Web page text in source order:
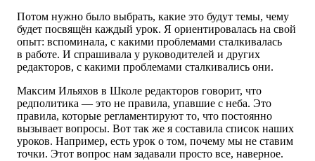
Потом нужно было выбрать, какие это будут темы, чему
будет посвящён каждый урок. Я ориентировалась на свой
опыт: вспоминала, с какими проблемами сталкивалась
в работе. И спрашивала у руководителей и других
редакторов, с какими проблемами сталкивались они.
Максим Ильяхов в Школе редакторов говорит, что
редполитика — это не правила, упавшие с неба. Это
правила, которые регламентируют то, что постоянно
вызывает вопросы. Вот так же я составила список наших
уроков. Например, есть урок о том, почему мы не ставим
точки. Этот вопрос нам задавали просто все, наверное.